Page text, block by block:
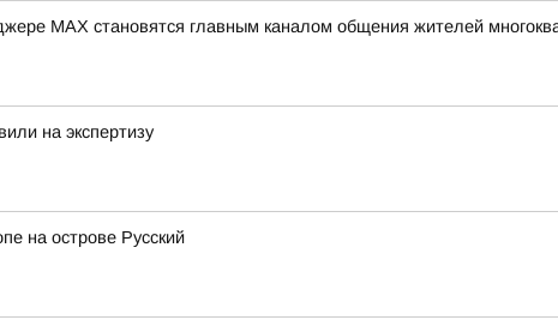
МАХ становятся главным каналом общения жителей
на экспертизу
на острове Русский